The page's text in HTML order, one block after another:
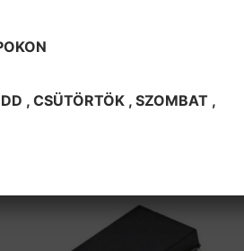
HA 13408
: 8-16h
,